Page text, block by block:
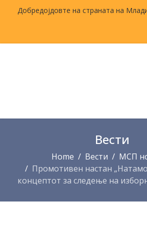
Добредојдовте на страната на
Вести
Home Вести
МСП
Промотивен настан
концептот за следење на